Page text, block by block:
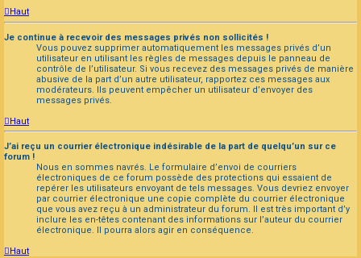
Haut
Je continue à recevoir des messages privés non sollicités !
Vous pouvez supprimer automatiquement les messages privés d’un
utilisateur en utilisant les règles de messages depuis le panneau de
contrôle de l’utilisateur. Si vous recevez des messages privés de manière
abusive de la part d’un autre utilisateur, rapportez ces messages aux
modérateurs. Ils peuvent empêcher un utilisateur d’envoyer des
messages privés.
Haut
J’ai reçu un courrier électronique indésirable de la part de quelqu’un sur ce
forum !
Nous en sommes navrés. Le formulaire d’envoi de courriers
électroniques de ce forum possède des protections qui essaient de
repérer les utilisateurs envoyant de tels messages. Vous devriez envoyer
par courrier électronique une copie complète du courrier électronique
que vous avez reçu à un administrateur du forum. Il est très important d’y
inclure les en-têtes contenant des informations sur l’auteur du courrier
électronique. Il pourra alors agir en conséquence.
Haut